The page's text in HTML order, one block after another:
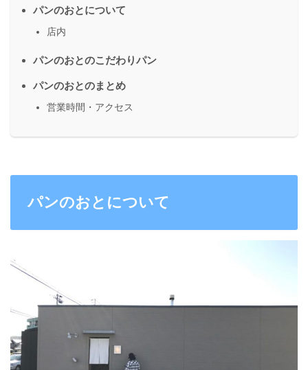
パンのおとについて
店内
パンのおとのこだわりパン
パンのおとのまとめ
営業時間・アクセス
パンのおとについて